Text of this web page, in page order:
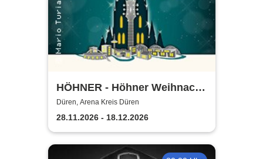
HÖHNER - Höhner Weihnacht
2026
Düren, Arena Kreis Düren
28.11.2026 - 18.12.2026